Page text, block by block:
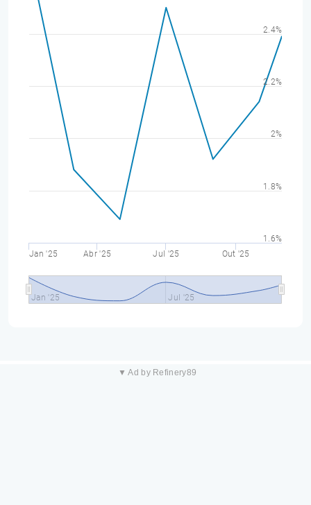
Jan '25 Abr '25 Jul '25 Out '25
Jan '25 Jul '25
1.6%
1.8%
2%
2.2%
2.4%
▼ Ad by Refinery89